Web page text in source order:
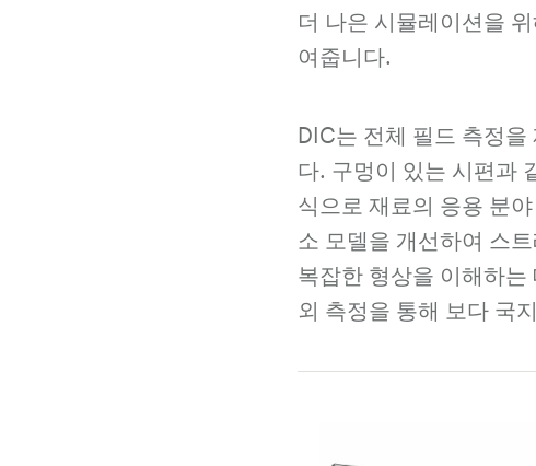
더 나은 시뮬레이션을
여줍니다.
DIC는 전체 필드 측정
다. 구멍이 있는 시편과
식으로 재료의 응용 분
소 모델을 개선하여 스
복잡한 형상을 이해하
외 측정을 통해 보다 국